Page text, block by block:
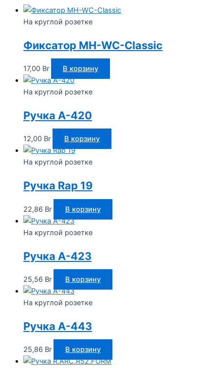
На круглой розетке
Фиксатор MH-WC-Classic
17,00 Br В корзину
На круглой розетке
Ручка A-420
12,00 Br В корзину
На круглой розетке
Ручка Rap 19
22,86 Br В корзину
На круглой розетке
Ручка A-423
25,56 Br В корзину
На круглой розетке
Ручка A-443
25,86 Br В корзину